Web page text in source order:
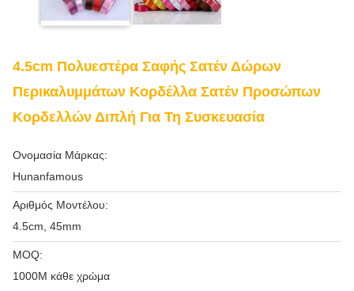
4.5cm Πολυεστέρα Σαφής Σατέν Δώρων
Περικαλυμμάτων Κορδέλλα Σατέν Προσώπων
Κορδελλών Διπλή Για Τη Συσκευασία
Ονομασία Μάρκας:
Hunanfamous
Αριθμός Μοντέλου:
4.5cm, 45mm
MOQ:
1000M κάθε χρώμα